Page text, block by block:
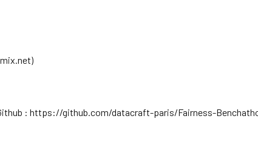
: https://github.com/datacraft-paris/Fairness-